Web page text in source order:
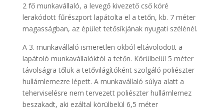
2 fő munkavállaló, a levegő kivezető cső köré
lerakódott fűrészport lapátolta el a tetőn, kb. 7 méter
magasságban, az épület tetősíkjának nyugati szélénél.
A 3. munkavállaló ismeretlen okból eltávolodott a
lapátoló munkavállalóktól a tetőn. Körülbelül 5 méter
távolságra tőlük a tetővilágítóként szolgáló poliészter
hullámlemezre lépett. A munkavállaló súlya alatt a
teherviselésre nem tervezett poliészter hullámlemez
beszakadt, aki ezáltal körülbelül 6,5 méter